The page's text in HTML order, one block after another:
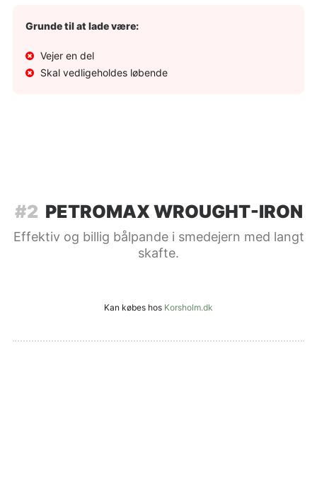
Grunde til at lade være:
Vejer en del
Skal vedligeholdes løbende
#2 PETROMAX WROUGHT-IRON
Effektiv og billig bålpande i smedejern med langt
skafte.
Kan købes hos Korsholm.dk